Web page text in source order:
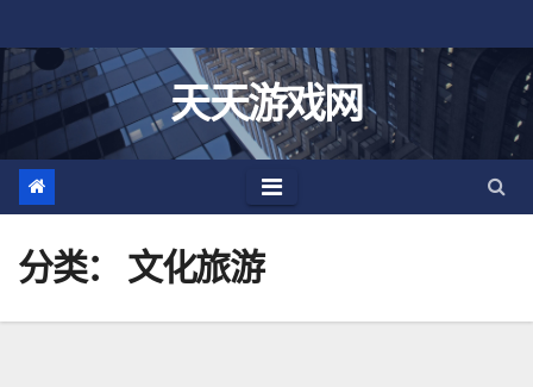
至
天天游戏网
分类： 文化旅游